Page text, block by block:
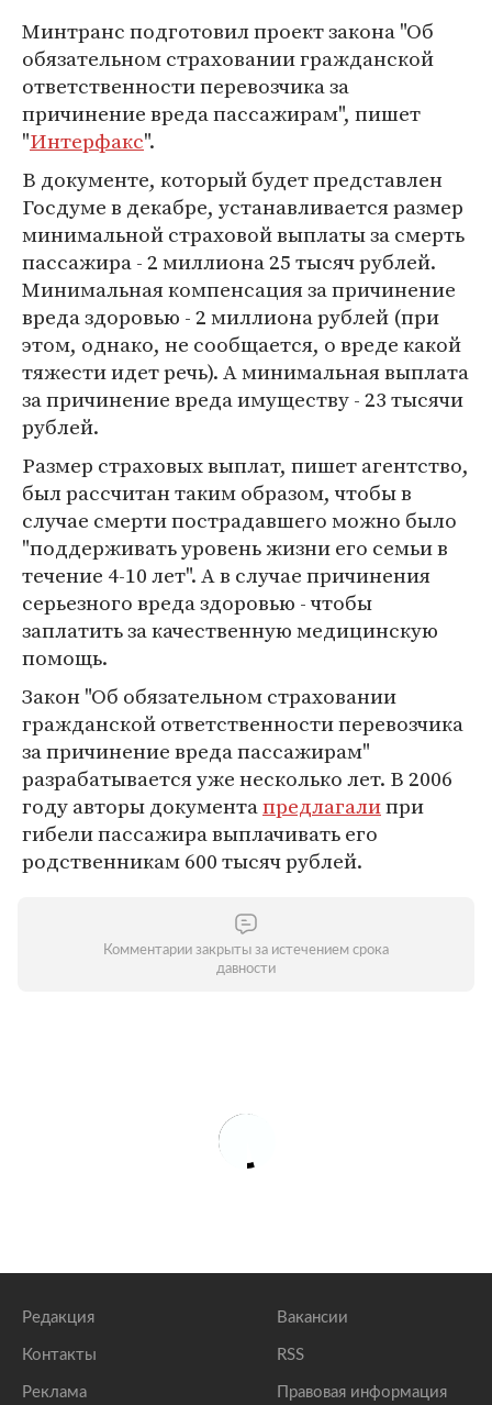
Минтранс подготовил проект закона "Об
обязательном страховании гражданской
ответственности перевозчика за
причинение вреда пассажирам", пишет
"Интерфакс".
В документе, который будет представлен
Госдуме в декабре, устанавливается размер
минимальной страховой выплаты за смерть
пассажира - 2 миллиона 25 тысяч рублей.
Минимальная компенсация за причинение
вреда здоровью - 2 миллиона рублей (при
этом, однако, не сообщается, о вреде какой
тяжести идет речь). А минимальная выплата
за причинение вреда имуществу - 23 тысячи
рублей.
Размер страховых выплат, пишет агентство,
был рассчитан таким образом, чтобы в
случае смерти пострадавшего можно было
"поддерживать уровень жизни его семьи в
течение 4-10 лет". А в случае причинения
серьезного вреда здоровью - чтобы
заплатить за качественную медицинскую
помощь.
Закон "Об обязательном страховании
гражданской ответственности перевозчика
за причинение вреда пассажирам"
разрабатывается уже несколько лет. В 2006
году авторы документапредлагалипри
гибели пассажира выплачивать его
родственникам 600 тысяч рублей.
Комментарии закрыты за истечением срока
давности
Редакция
Контакты
Реклама
Вакансии
RSS
Правовая информация